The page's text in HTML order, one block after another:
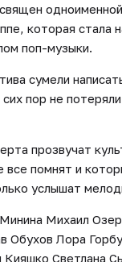
которая стала
поп-музыки.
сумели
пор не
прозвучат
помнят и
услышат
Михаил
Обухов Лора
Кияшко Светлана